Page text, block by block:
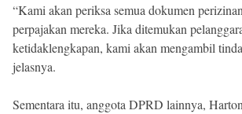
“Kami akan periksa semua dokumen
perpajakan mereka. Jika ditemukan
ketidaklengkapan, kami akan mengambil
jelasnya.
Sementara itu, anggota DPRD lainnya,